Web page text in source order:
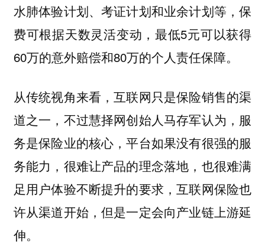
水肺体验计划、考证计划和业余计划等，保
费可根据天数灵活变动，最低5元可以获得
60万的意外赔偿和80万的个人责任保障。
从传统视角来看，互联网只是保险销售的渠
道之一，不过慧择网创始人马存军认为，服
务是保险业的核心，平台如果没有很强的服
务能力，很难让产品的理念落地，也很难满
足用户体验不断提升的要求，互联网保险也
许从渠道开始，但是一定会向产业链上游延
伸。